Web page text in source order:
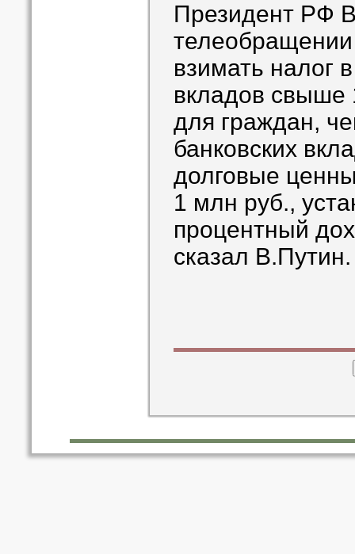
Президент РФ
взимать налог
вкладов свыше
для граждан,
банковских
долговые
1 млн руб.,
процентный
сказал В.Путин.